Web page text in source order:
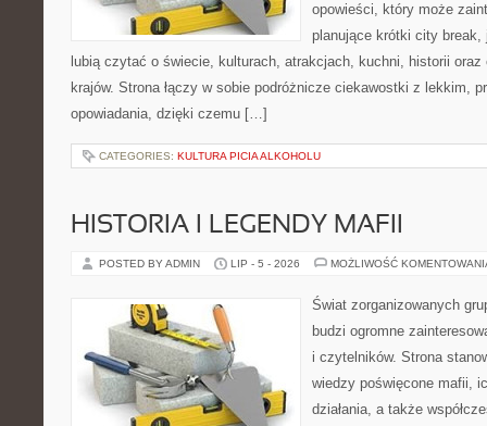
opowieści, który może
planujące krótki city
lubią czytać o świecie, kulturach, atrakcjach, kuchni, historii
krajów. Strona łączy w sobie podróżnicze ciekawostki z lekkim,
opowiadania, dzięki czemu […]
CATEGORIES: KULTURA PICIA ALKOHOLU
HISTORIA I LEGENDY MAFII
POSTED BY ADMIN LIP - 5 - 2026 MOŻLIWOŚĆ
Świat zorganizowanych
budzi ogromne
i czytelników. Strona
wiedzy poświęcone mafii,
działania, a także